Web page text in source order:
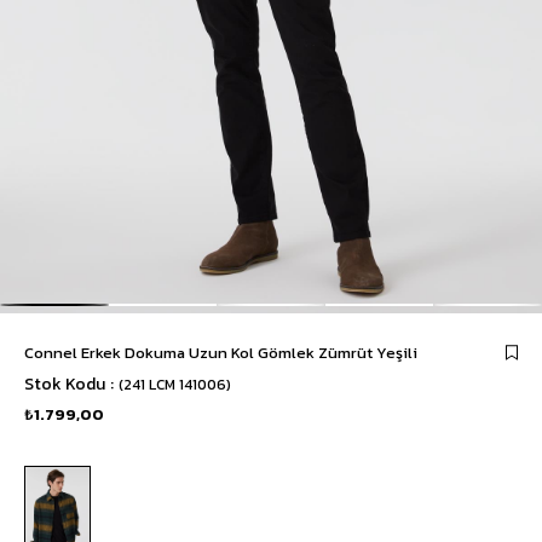
Connel Erkek Dokuma Uzun Kol Gömlek Zümrüt Yeşili
Stok Kodu (241 LCM 141006)
₺1.799,00